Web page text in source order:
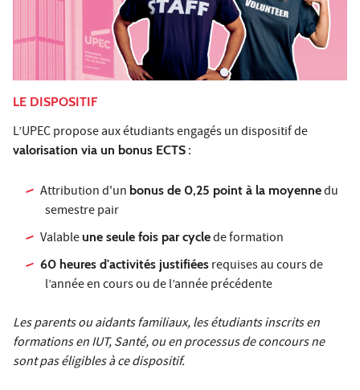
LE DISPOSITIF
L’UPEC propose aux étudiants engagés un dispositif de
valorisation via un bonus ECTS :
Attribution d'un bonus de 0,25 point à la moyennedu
semestre pair
Valableune seule fois par cyclede formation
60 heures d'activités justifiées requises au cours de
l’année en cours ou de l’année précédente
Les parents ou aidants familiaux, les étudiants inscrits en
formations en IUT, Santé, ou en processus de concours ne
sont pas éligibles à ce dispositif.